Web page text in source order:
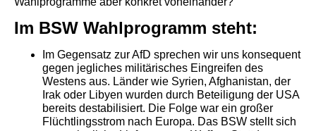
Im BSW Wahlprogramm steht:
Im Gegensatz zur AfD sprechen wir uns konsequent
gegen jegliches militärisches Eingreifen des
Westens aus. Länder wie Syrien, Afghanistan, der
Irak oder Libyen wurden durch Beteiligung der USA
bereits destabilisiert. Die Folge war ein großer
Flüchtlingsstrom nach Europa. Das BSW stellt sich